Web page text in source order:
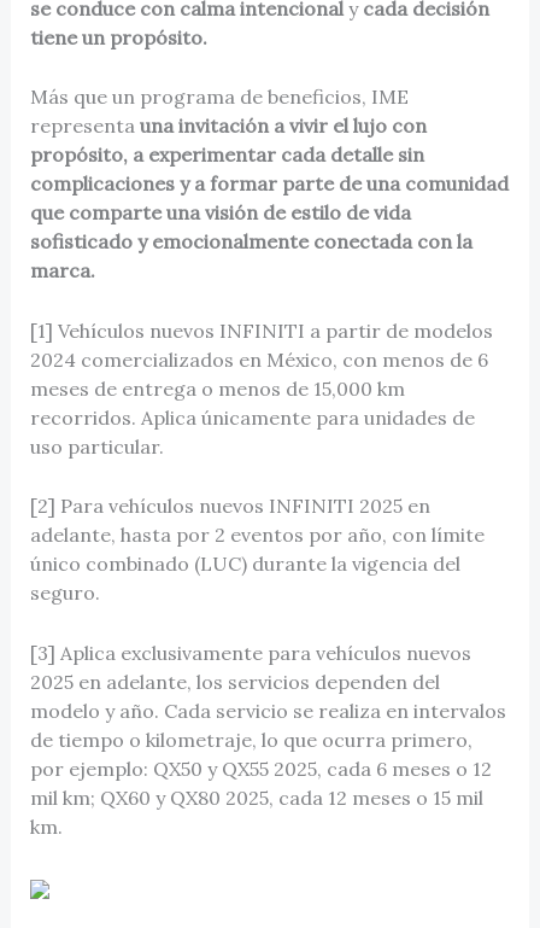
se conduce con calma intencionaly cada decisión
tiene un propósito.
Más que un programa de beneficios, IME
representa una invitación a vivir el lujo con
propósito, a experimentar cada detalle sin
complicaciones y a formar parte de una comunidad
que comparte una visión de estilo de vida
sofisticado y emocionalmente conectada con la
marca.
[1] Vehículos nuevos INFINITI a partir de modelos
2024 comercializados en México, con menos de 6
meses de entrega o menos de 15,000 km
recorridos. Aplica únicamente para unidades de
uso particular.
[2] Para vehículos nuevos INFINITI 2025 en
adelante, hasta por 2 eventos por año, con límite
único combinado (LUC) durante la vigencia del
seguro.
[3] Aplica exclusivamente para vehículos nuevos
2025 en adelante, los servicios dependen del
modelo y año. Cada servicio se realiza en intervalos
de tiempo o kilometraje, lo que ocurra primero,
por ejemplo: QX50 y QX55 2025, cada 6 meses o 12
mil km; QX60 y QX80 2025, cada 12 meses o 15 mil
km.